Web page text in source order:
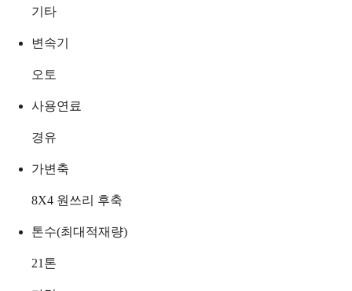
기타
변속기
오토
사용연료
경유
가변축
8X4 원쓰리 후축
톤수(최대적재량)
21 톤